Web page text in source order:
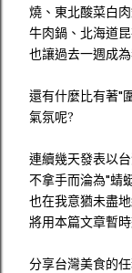
燒、東北酸菜白
牛肉鍋、北海道
也讓過去一週成
還有什麼比有著"
氣氛呢?
連續幾天發表以
不拿手而淪為"蜻
也在我意猶未盡
將用本篇文章暫
分享台灣美食的